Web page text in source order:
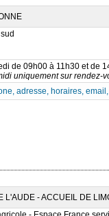
de 09h00 à 11h30 et de
uniquement sur rendez-
adresse, horaires,
L'AUDE - ACCUEIL DE